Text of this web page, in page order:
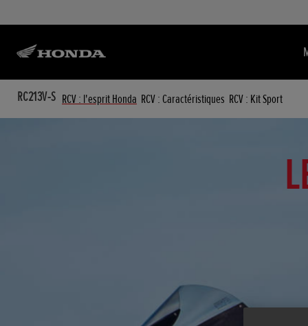
RC213V-S RCV : l'esprit Honda RCV : Caractéristiques RCV : Kit Sport